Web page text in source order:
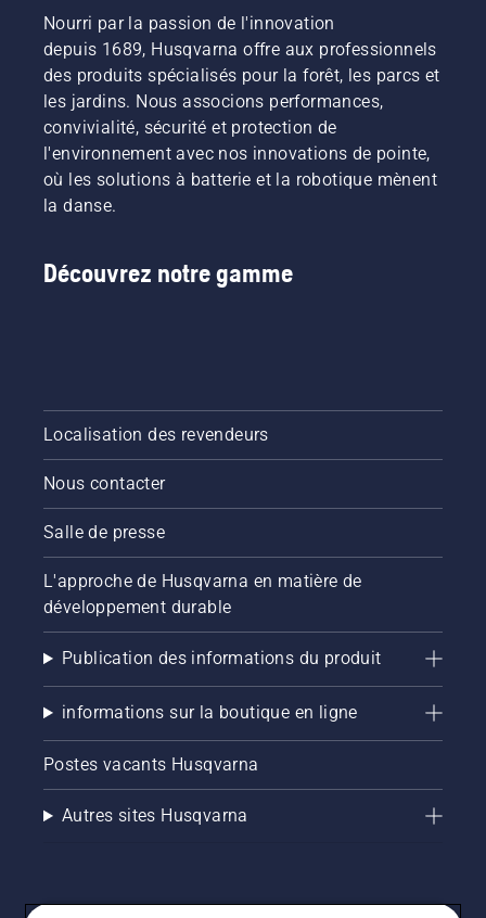
Nourri par la passion de l'innovation
depuis 1689, Husqvarna offre aux professionnels
des produits spécialisés pour la forêt, les parcs et
les jardins. Nous associons performances,
convivialité, sécurité et protection de
l'environnement avec nos innovations de pointe,
où les solutions à batterie et la robotique mènent
la danse.
Découvrez notre gamme
Localisation des revendeurs
Nous contacter
Salle de presse
L'approche de Husqvarna en matière de
développement durable
Publication des informations du produit
informations sur la boutique en ligne
Postes vacants Husqvarna
Autres sites Husqvarna